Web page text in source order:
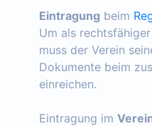
Eintragung beim
Um als
muss der Verein
Dokumente beim
einreichen.
Eintragung im